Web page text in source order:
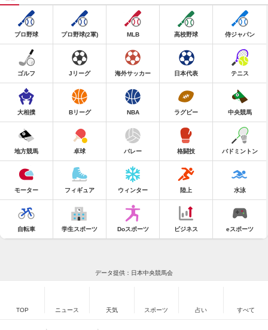
プロ野球 プロ野球(2軍) MLB 高校野球 侍ジャパン
ゴルフ Jリーグ 海外サッカー 日本代表 テニス
大相撲 Bリーグ NBA ラグビー 中央競馬
地方競馬 卓球 バレー 格闘技 バドミントン
モーター フィギュア ウィンター 陸上 水泳
自転車 学生スポーツ Doスポーツ ビジネス eスポーツ
データ提供：日本中央競馬会
TOP ニュース 天気 スポーツ 占い すべて